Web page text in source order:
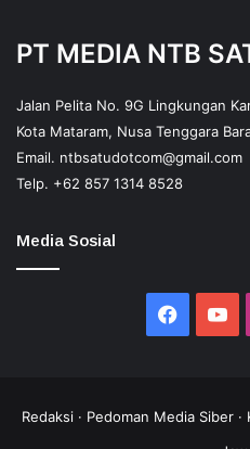
PT MEDIA NTB
Jalan Pelita No. 9G Lingkungan
Kota Mataram, Nusa Tenggara
Email. ntbsatudotcom@gmail.com
Telp. +62 857 1314 8528
Media Sosial
Redaksi · Pedoman Media Siber ·